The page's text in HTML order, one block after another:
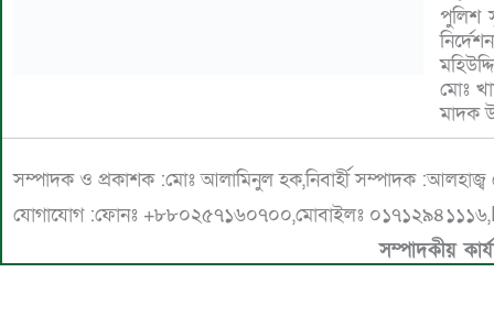
পুলিশ
মোঃ
মাদক
মাদক
আটকৃত
সম্পাদক ও প্রকাশক :মোঃ আলামিনুল হক,নিবার্হী সম্পাদক
যোগাযোগ :ফোনঃ +৮৮০২৫৭১৬০৭০০,মোবাইলঃ
সম্পাদকীয়